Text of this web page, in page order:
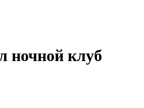
ночной клуб